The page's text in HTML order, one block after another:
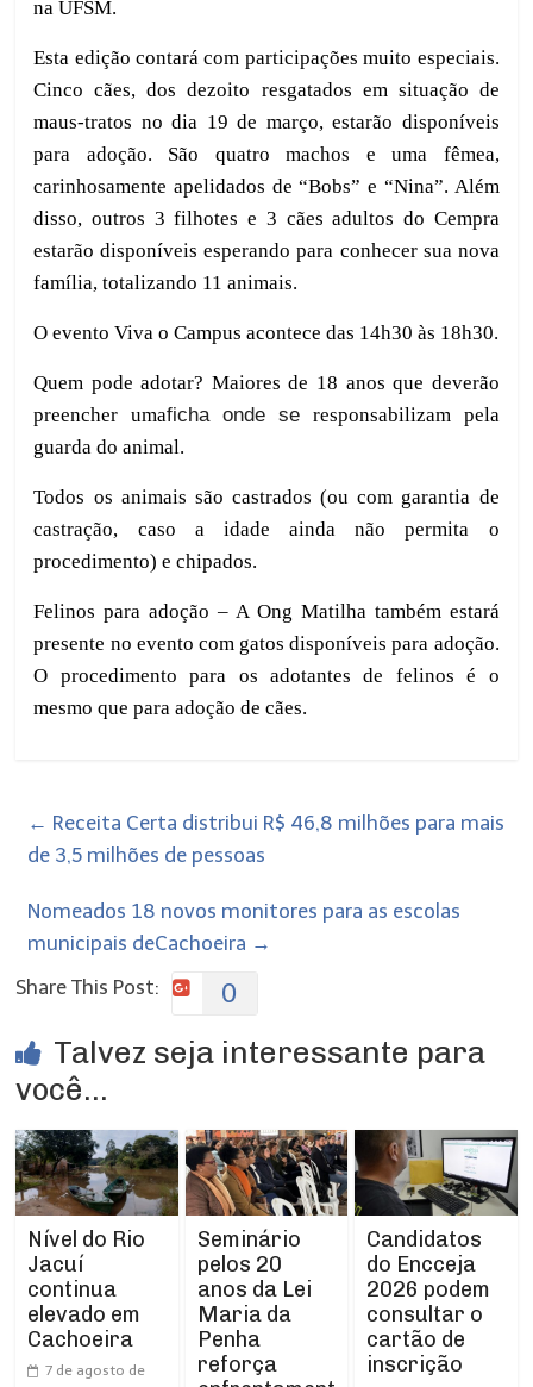
na UFSM.
Esta edição contará com participações muito especiais.
Cinco cães, dos dezoito resgatados em situação de
maus-tratos no dia 19 de março, estarão disponíveis
para adoção. São quatro machos e uma fêmea,
carinhosamente apelidados de “Bobs” e “Nina”. Além
disso, outros 3 filhotes e 3 cães adultos do Cempra
estarão disponíveis esperando para conhecer sua nova
família, totalizando 11 animais.
O evento Viva o Campus acontece das 14h30 às 18h30.
Quem pode adotar? Maiores de 18 anos que deverão
preencher umaficha onde seresponsabilizam pela
guarda do animal.
Todos os animais são castrados (ou com garantia de
castração, caso a idade ainda não permita o
procedimento) e chipados.
Felinos para adoção – A Ong Matilha também estará
presente no evento com gatos disponíveis para adoção.
O procedimento para os adotantes de felinos é o
mesmo que para adoção de cães.
← Receita Certa distribui R$ 46,8 milhões para mais
de 3,5 milhões de pessoas
Nomeados 18 novos monitores para as escolas
municipais deCachoeira →
Share This Post:
0
Talvez seja interessante para
você...
Nível do Rio
Jacuí
continua
elevado em
Cachoeira
7 de agosto de
Seminário
pelos 20
anos da Lei
Maria da
Penha
reforça
Candidatos
do Encceja
2026 podem
consultar o
cartão de
inscrição